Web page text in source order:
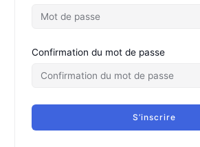
Confirmation du mot de passe
S’inscrire